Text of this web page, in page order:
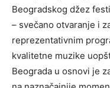
Beogradskog džez
– svečano otvaranje i
reprezentativnim
kvalitetne muzike
Beograda u osnovi je